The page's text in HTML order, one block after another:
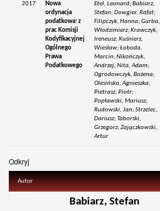
2017
Nowa
ordynacja
podatkowa: z
prac Komisji
Kodyfikacyjnej
Ogólnego
Prawa
Podatkowego
Etel, Leonard; Babiarz,
Stefan; Dowgier, Rafał;
Filipczyk, Hanna; Gurba,
Włodzimierz; Krawczyk,
Ireneusz; Kuśnierz,
Wiesław; Łoboda,
Marcin; Nikończyk,
Andrzej; Nita, Adam;
Ogrodowczyk, Bożena;
Olesińska, Agnieszka;
Pietrasz, Piotr;
Popławski, Mariusz;
Rudowski, Jan; Strzelec,
Dariusz; Taborski,
Grzegorz; Zajączkowski,
Artur
Odkryj
Autor
Babiarz, Stefan